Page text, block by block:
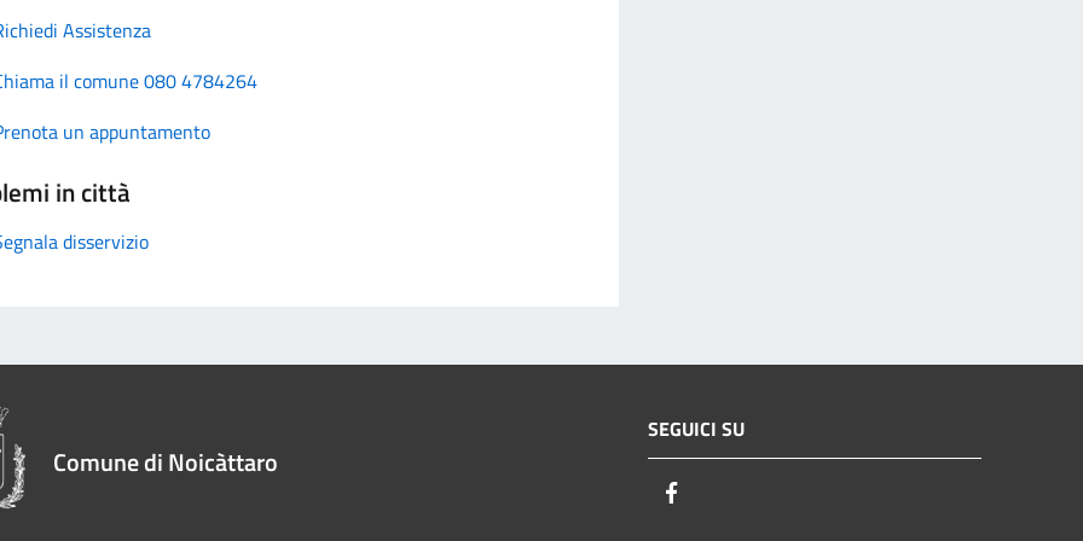
Assistenza
il comune 080 4784264
un appuntamento
in città
disservizio
Comune di Noicàttaro
SEGUICI SU